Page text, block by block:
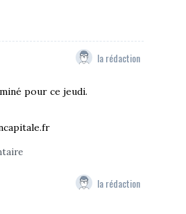
la rédaction
pour ce jeudi.
la rédaction